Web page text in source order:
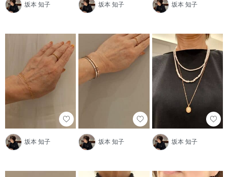
坂本 知子 坂本 知子 坂本 知子
坂本 知子 坂本 知子 坂本 知子